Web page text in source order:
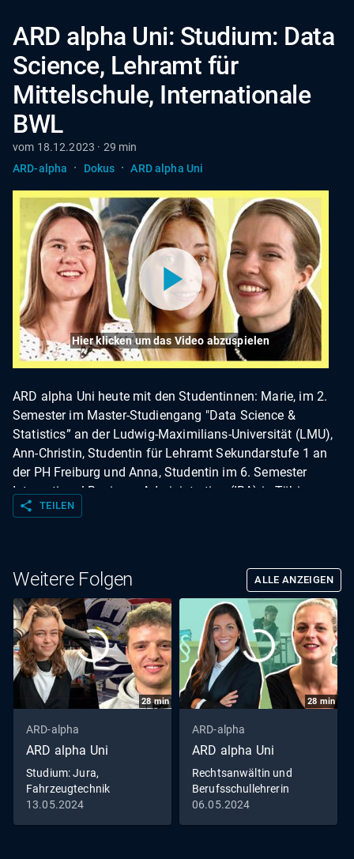
ARD alpha Uni: Studium: Data
Science, Lehramt für
Mittelschule, Internationale
BWL
vom 18.12.2023 · 29 min
ARD-alpha
· Dokus · ARD alpha Uni
Hier klicken um das Video abzuspielen
ARD alpha Uni heute mit den Studentinnen: Marie, im 2.
Semester im Master-Studiengang "Data Science &
Statistics” an der Ludwig-Maximilians-Universität (LMU),
Ann-Christin, Studentin für Lehramt Sekundarstufe 1 an
der PH Freiburg und Anna, Studentin im 6. Semester
International Business Administration (IBA) in Tübingen.
share TEILEN
Weitere Folgen ALLE ANZEIGEN
28min
ARD-alpha
ARD alpha Uni
Studium: Jura,
Fahrzeugtechnik
13.05.2024
28 min
ARD-alpha
ARD alpha Uni
Rechtsanwältin und
Berufsschullehrerin
06.05.2024